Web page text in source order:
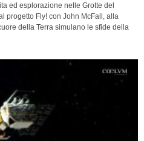
ed esplorazione nelle Grotte del
progetto Fly! con John McFall, alla
della Terra simulano le sfide della